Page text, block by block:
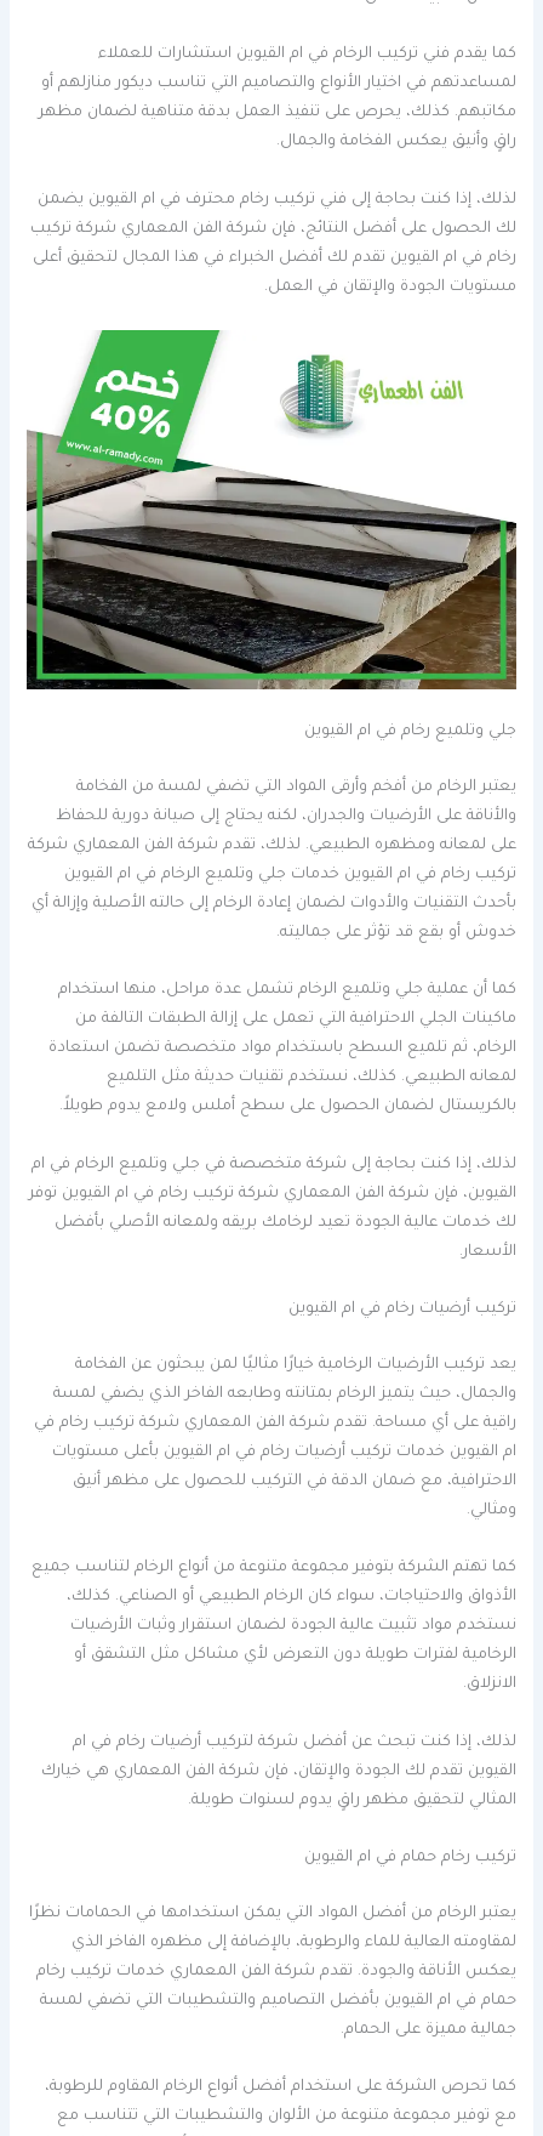
كما يقدم فني تركيب الرخام في ام القيوين استشارات للعملاء
لمساعدتهم في اختيار الأنواع والتصاميم التي تناسب ديكور منازلهم أو
مكاتبهم. كذلك، يحرص على تنفيذ العمل بدقة متناهية لضمان مظهر
راقٍ وأنيق يعكس الفخامة والجمال.
لذلك، إذا كنت بحاجة إلى فني تركيب رخام محترف في ام القيوين يضمن
لك الحصول على أفضل النتائج، فإن شركة الفن المعماري شركة تركيب
رخام في ام القيوين تقدم لك أفضل الخبراء في هذا المجال لتحقيق أعلى
مستويات الجودة والإتقان في العمل.
جلي وتلميع رخام في ام القيوين
يعتبر الرخام من أفخم وأرقى المواد التي تضفي لمسة من الفخامة
والأناقة على الأرضيات والجدران، لكنه يحتاج إلى صيانة دورية للحفاظ
على لمعانه ومظهره الطبيعي. لذلك، تقدم شركة الفن المعماري شركة
تركيب رخام في ام القيوين خدمات جلي وتلميع الرخام في ام القيوين
بأحدث التقنيات والأدوات لضمان إعادة الرخام إلى حالته الأصلية وإزالة أي
خدوش أو بقع قد تؤثر على جماليته.
كما أن عملية جلي وتلميع الرخام تشمل عدة مراحل، منها استخدام
ماكينات الجلي الاحترافية التي تعمل على إزالة الطبقات التالفة من
الرخام، ثم تلميع السطح باستخدام مواد متخصصة تضمن استعادة
لمعانه الطبيعي. كذلك، نستخدم تقنيات حديثة مثل التلميع
بالكريستال لضمان الحصول على سطح أملس ولامع يدوم طويلاً.
لذلك، إذا كنت بحاجة إلى شركة متخصصة في جلي وتلميع الرخام في ام
القيوين، فإن شركة الفن المعماري شركة تركيب رخام في ام القيوين توفر
لك خدمات عالية الجودة تعيد لرخامك بريقه ولمعانه الأصلي بأفضل
الأسعار.
تركيب أرضيات رخام في ام القيوين
يعد تركيب الأرضيات الرخامية خيارًا مثاليًا لمن يبحثون عن الفخامة
والجمال، حيث يتميز الرخام بمتانته وطابعه الفاخر الذي يضفي لمسة
راقية على أي مساحة. تقدم شركة الفن المعماري شركة تركيب رخام في
ام القيوين خدمات تركيب أرضيات رخام في ام القيوين بأعلى مستويات
الاحترافية، مع ضمان الدقة في التركيب للحصول على مظهر أنيق
ومثالي.
كما تهتم الشركة بتوفير مجموعة متنوعة من أنواع الرخام لتناسب جميع
الأذواق والاحتياجات، سواء كان الرخام الطبيعي أو الصناعي. كذلك،
نستخدم مواد تثبيت عالية الجودة لضمان استقرار وثبات الأرضيات
الرخامية لفترات طويلة دون التعرض لأي مشاكل مثل التشقق أو
الانزلاق.
لذلك، إذا كنت تبحث عن أفضل شركة لتركيب أرضيات رخام في ام
القيوين تقدم لك الجودة والإتقان، فإن شركة الفن المعماري هي خيارك
المثالي لتحقيق مظهر راقٍ يدوم لسنوات طويلة.
تركيب رخام حمام في ام القيوين
يعتبر الرخام من أفضل المواد التي يمكن استخدامها في الحمامات نظرًا
لمقاومته العالية للماء والرطوبة، بالإضافة إلى مظهره الفاخر الذي
يعكس الأناقة والجودة. تقدم شركة الفن المعماري خدمات تركيب رخام
حمام في ام القيوين بأفضل التصاميم والتشطيبات التي تضفي لمسة
جمالية مميزة على الحمام.
كما تحرص الشركة على استخدام أفضل أنواع الرخام المقاوم للرطوبة،
مع توفير مجموعة متنوعة من الألوان والتشطيبات التي تتناسب مع